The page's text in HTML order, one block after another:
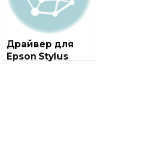
Драйвер для
Epson Stylus